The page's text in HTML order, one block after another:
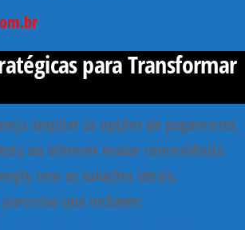
para Transformar
ampliar as opções de pagamento,
ou oferecer maior conveniência
tem as soluções ideais.
que incluem: